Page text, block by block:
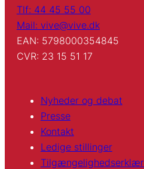
Tlf: 44 45 55 00
Mail: vive@vive.dk
EAN: 5798000354845
CVR: 23 15 51 17
Nyheder og debat
Presse
Kontakt
Ledige stillinger